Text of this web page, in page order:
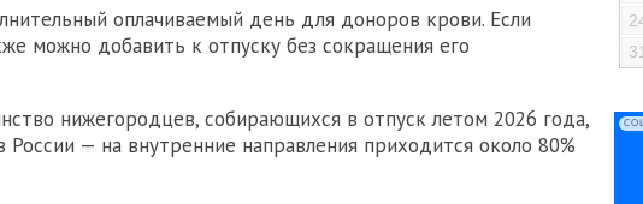
оплачиваемый день для доноров крови. Если
можно добавить к отпуску без сокращения его
нижегородцев, собирающихся в отпуск летом 2026 года,
России — на внутренние направления приходится около 80%
31